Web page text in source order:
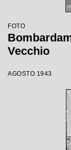
FOTO
Vecchio
AGOSTO 1943